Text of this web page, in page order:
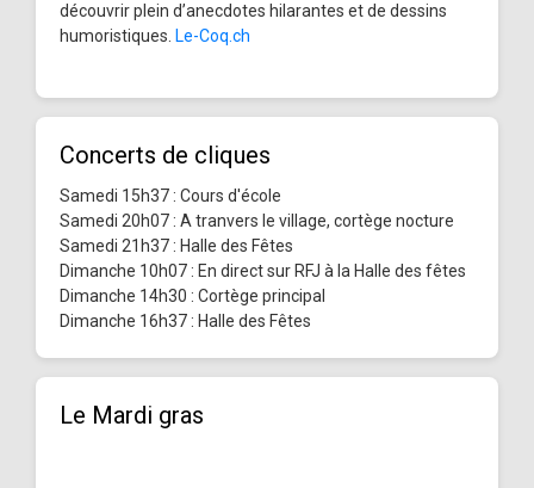
découvrir plein d’anecdotes hilarantes et de dessins
humoristiques. Le-Coq.ch
Concerts de cliques
Samedi 15h37 : Cours d'école
Samedi 20h07 : A tranvers le village, cortège nocture
Samedi 21h37 : Halle des Fêtes
Dimanche 10h07 : En direct sur RFJ à la Halle des fêtes
Dimanche 14h30 : Cortège principal
Dimanche 16h37 : Halle des Fêtes
Le Mardi gras